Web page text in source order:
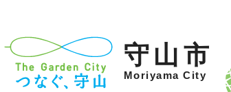
守山市
Moriyama City